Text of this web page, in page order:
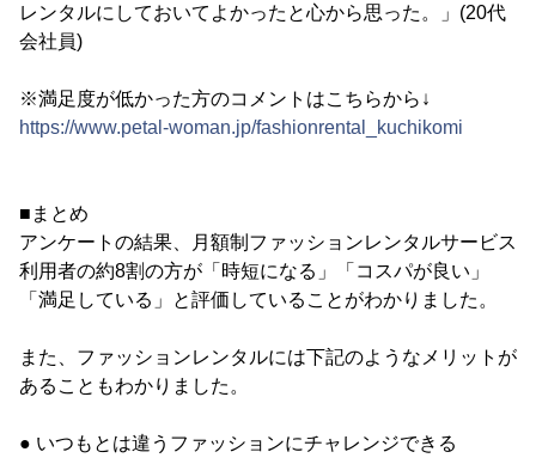
レンタルにしておいてよかったと心から思った。」(20代
会社員)
※満足度が低かった方のコメントはこちらから↓
https://www.petal-woman.jp/fashionrental_kuchikomi
■まとめ
アンケートの結果、月額制ファッションレンタルサービス
利用者の約8割の方が「時短になる」「コスパが良い」
「満足している」と評価していることがわかりました。
また、ファッションレンタルには下記のようなメリットが
あることもわかりました。
● いつもとは違うファッションにチャレンジできる